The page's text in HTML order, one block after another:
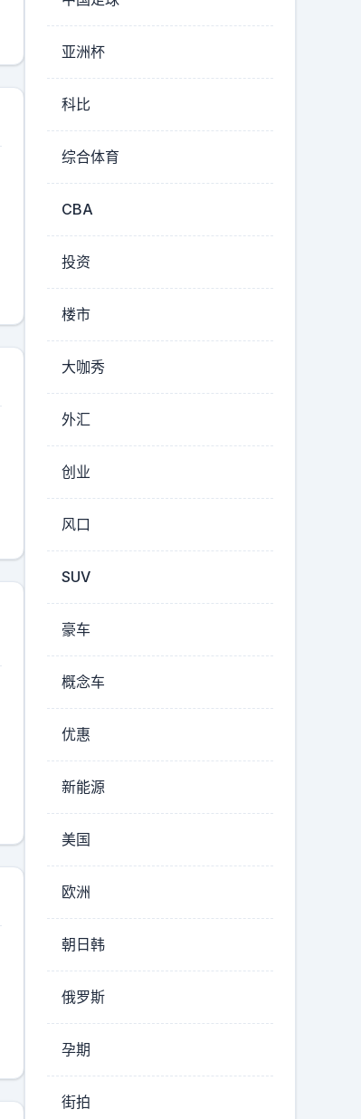
亚洲杯
科比
综合体育
CBA
投资
楼市
大咖秀
外汇
创业
风口
SUV
豪车
概念车
优惠
新能源
美国
欧洲
朝日韩
俄罗斯
孕期
街拍